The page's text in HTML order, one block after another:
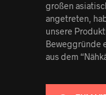
großen
angetreten,
unsere
Beweggründe
aus dem